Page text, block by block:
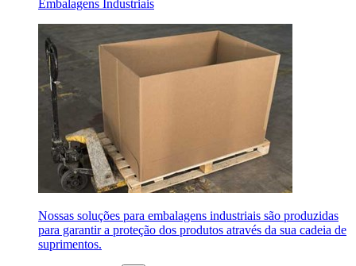
Embalagens Industriais
Nossas soluções para embalagens industriais são produzidas
para garantir a proteção dos produtos através da sua cadeia de
suprimentos.